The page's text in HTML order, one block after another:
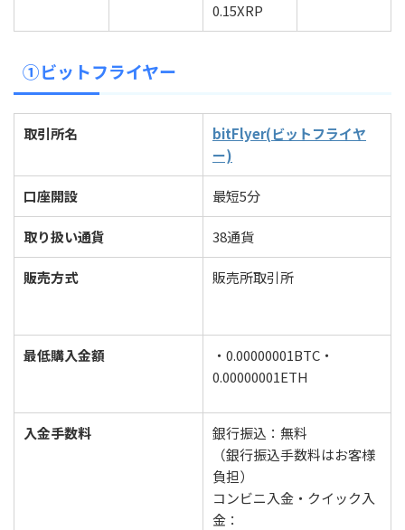
0.15XRP
①ビットフライヤー
取引所名
bitFlyer(ビットフライヤ
ー)
口座開設 最短5分
取り扱い通貨 38通貨
販売方式 販売所取引所
最低購入金額
・0.00000001BTC・
0.00000001ETH
入金手数料
銀行振込：無料
（銀行振込手数料はお客様
負担）
コンビニ入金・クイック入
金：